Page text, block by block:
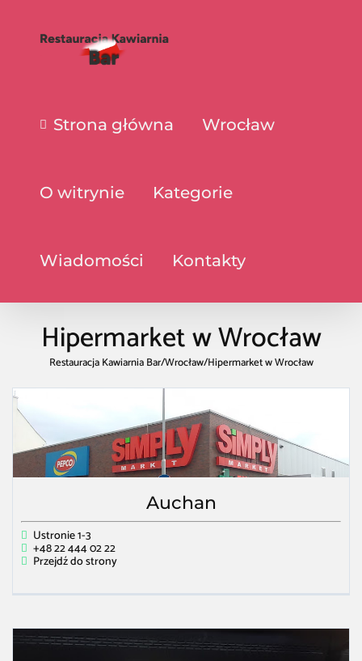
Strona główna Wrocław
O witrynie Kategorie
Wiadomości Kontakty
Hipermarket w Wrocław
Restauracja Kawiarnia Bar/Wrocław/Hipermarket w Wrocław
Auchan
Ustronie 1-3
+48 22 444 02 22
Przejdź do strony